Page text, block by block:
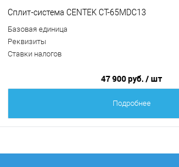
Сплит-система CENTEK CT-65MDC13
Базовая единица
Реквизиты
Ставки налогов
47 900 руб. / шт
Подробнее